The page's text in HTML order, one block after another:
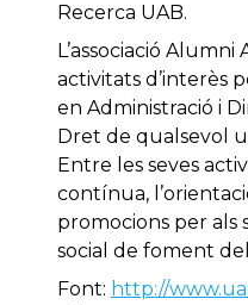
Recerca UAB.
L’associació
activitats d’interès
en Administració i
Dret de qualsevol
Entre les seves
contínua,
promocions per als
social de foment
Font: http://